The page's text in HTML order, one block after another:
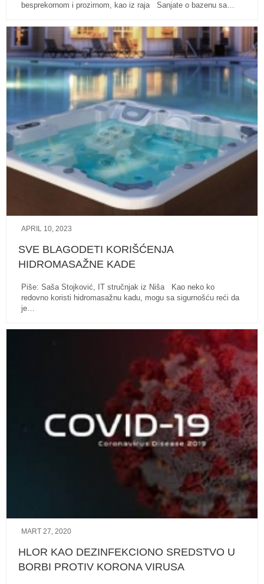
besprekornom i prozirnom, kao iz rajа Sanjate o bazenu sa…
APRIL 10, 2023
SVE BLAGODETI KORIŠĆENJA
HIDROMASAŽNE KADE
Piše: Saša Stojković, IT stručnjak iz Niša Kao neko ko
redovno koristi hidromasažnu kadu, mogu sa sigurnošću reći da
je…
MART 27, 2020
HLOR KAO DEZINFEKCIONO SREDSTVO U
BORBI PROTIV KORONA VIRUSA